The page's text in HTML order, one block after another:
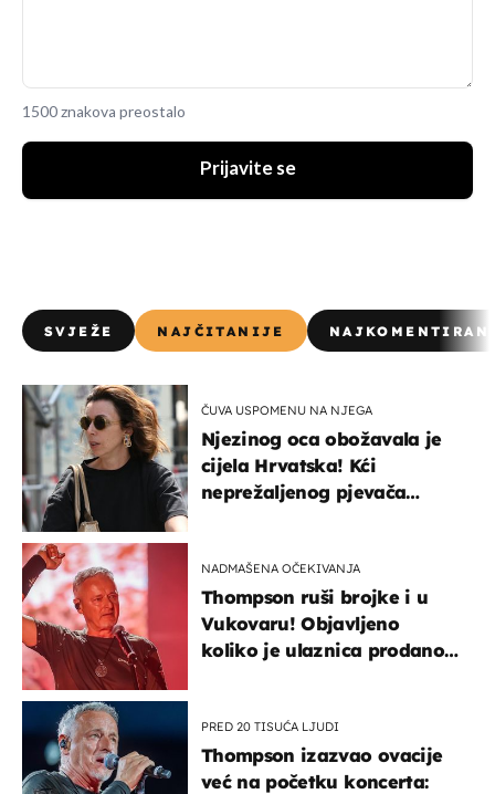
1500 znakova preostalo
Prijavite se
SVJEŽE NAJČITANIJE
ČUVA USPOMENU NA NJEGA
Njezinog oca obožavala je
cijela Hrvatska! Kći
neprežaljenog pjevača
NADMAŠENA OČEKIVANJA
Thompson ruši brojke i u
Vukovaru! Objavljeno
koliko je ulaznica prodano
PRED 20 TISUĆA LJUDI
Thompson izazvao ovacije
već na početku koncerta: